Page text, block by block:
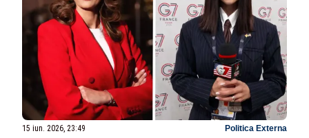
15 iun. 2026, 23:49 Politica Externa